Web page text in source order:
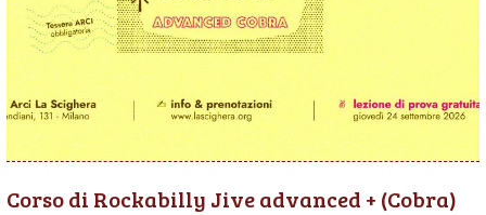
Corso di Rockabilly Jive advanced + (Cobra)